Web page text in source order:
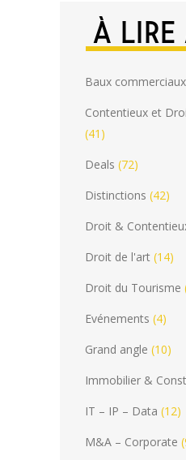
À LIRE
Baux commerciaux
Contentieux et
(41)
Deals (72)
Distinctions (42)
Droit &
Droit de l'art (14)
Droit du Tourisme
Evénements (4)
Grand angle (10)
Immobilier &
IT – IP – Data (12)
M&A – Corporate